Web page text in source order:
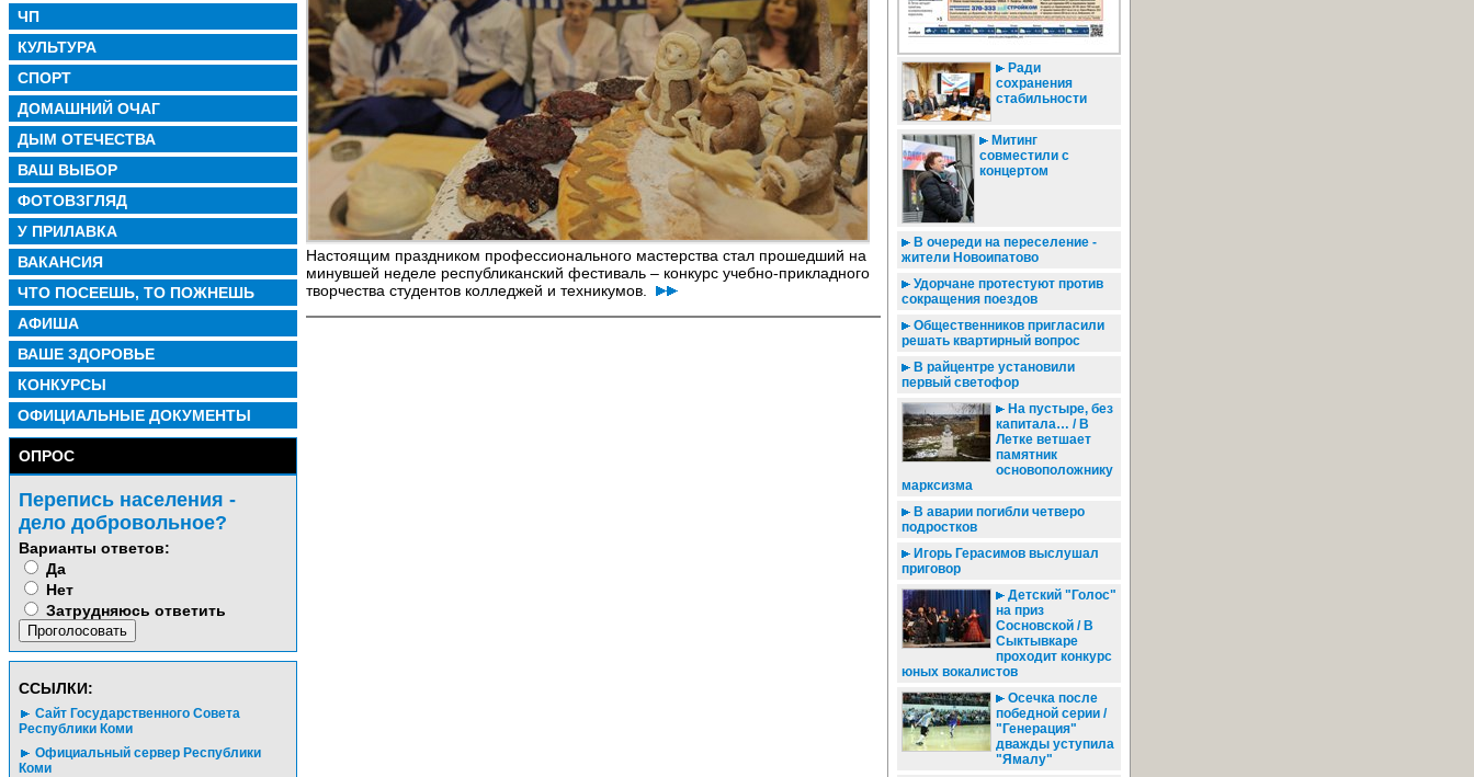
ЧП
КУЛЬТУРА
СПОРТ
ДОМАШНИЙ ОЧАГ
ДЫМ ОТЕЧЕСТВА
ВАШ ВЫБОР
ФОТОВЗГЛЯД
У ПРИЛАВКА
ВАКАНСИЯ
ЧТО ПОСЕЕШЬ, ТО ПОЖНЕШЬ
АФИША
ВАШЕ ЗДОРОВЬЕ
КОНКУРСЫ
ОФИЦИАЛЬНЫЕ ДОКУМЕНТЫ
ОПРОС
Перепись населения -
дело добровольное?
Варианты ответов:
Да
Нет
Затрудняюсь ответить
CСЫЛКИ:
Сайт Государственного Совета
Республики Коми
Официальный сервер Республики
Коми
Настоящим праздником профессионального мастерства стал прошедший на
минувшей неделе республиканский фестиваль – конкурс учебно-прикладного
творчества студентов колледжей и техникумов.
Ради
сохранения
стабильности
Митинг
совместили с
концертом
В очереди на переселение -
жители Новоипатово
Удорчане протестуют против
сокращения поездов
Общественников пригласили
решать квартирный вопрос
В райцентре установили
первый светофор
На пустыре, без
капитала… / В
Летке ветшает
памятник
основоположнику
марксизма
В аварии погибли четверо
подростков
Игорь Герасимов выслушал
приговор
Детский "Голос"
на приз
Сосновской / В
Сыктывкаре
проходит конкурс
юных вокалистов
Осечка после
победной серии /
"Генерация"
дважды уступила
"Ямалу"